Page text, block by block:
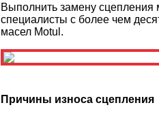
Выполнить замену
специалисты с более чем
масел Motul.
Причины износа сцепления